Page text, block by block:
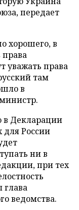
передает
хорошего, в
права
уважать права
там
в
в Декларации
для России
ни в
при тех
глава
ведомства.